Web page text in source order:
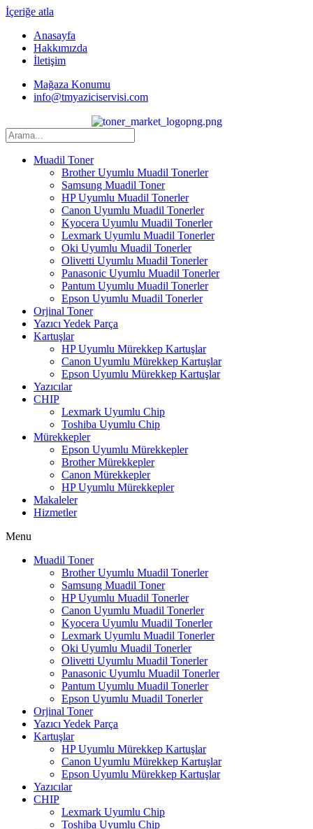
İçeriğe atla
Anasayfa
Hakkımızda
İletişim
Mağaza Konumu
info@tmyaziciservisi.com
Muadil Toner
Brother Uyumlu Muadil Tonerler
Samsung Muadil Toner
HP Uyumlu Muadil Tonerler
Canon Uyumlu Muadil Tonerler
Kyocera Uyumlu Muadil Tonerler
Lexmark Uyumlu Muadil Tonerler
Oki Uyumlu Muadil Tonerler
Olivetti Uyumlu Muadil Tonerler
Panasonic Uyumlu Muadil Tonerler
Pantum Uyumlu Muadil Tonerler
Epson Uyumlu Muadil Tonerler
Orjinal Toner
Yazıcı Yedek Parça
Kartuşlar
HP Uyumlu Mürekkep Kartuşlar
Canon Uyumlu Mürekkep Kartuşlar
Epson Uyumlu Mürekkep Kartuşlar
Yazıcılar
CHIP
Lexmark Uyumlu Chip
Toshiba Uyumlu Chip
Mürekkepler
Epson Uyumlu Mürekkepler
Brother Mürekkepler
Canon Mürekkepler
HP Uyumlu Mürekkepler
Makaleler
Hizmetler
Menu
Muadil Toner
Brother Uyumlu Muadil Tonerler
Samsung Muadil Toner
HP Uyumlu Muadil Tonerler
Canon Uyumlu Muadil Tonerler
Kyocera Uyumlu Muadil Tonerler
Lexmark Uyumlu Muadil Tonerler
Oki Uyumlu Muadil Tonerler
Olivetti Uyumlu Muadil Tonerler
Panasonic Uyumlu Muadil Tonerler
Pantum Uyumlu Muadil Tonerler
Epson Uyumlu Muadil Tonerler
Orjinal Toner
Yazıcı Yedek Parça
Kartuşlar
HP Uyumlu Mürekkep Kartuşlar
Canon Uyumlu Mürekkep Kartuşlar
Epson Uyumlu Mürekkep Kartuşlar
Yazıcılar
CHIP
Lexmark Uyumlu Chip
Toshiba Uyumlu Chip